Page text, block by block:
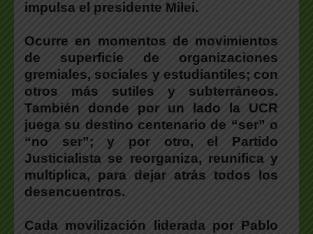
impulsa el presidente Milei.
Ocurre en momentos de movimientos
de superficie de organizaciones
gremiales, sociales y estudiantiles; con
otros más sutiles y subterráneos.
También donde por un lado la UCR
juega su destino centenario de “ser” o
“no ser”; y por otro, el Partido
Justicialista se reorganiza, reunifica y
multiplica, para dejar atrás todos los
desencuentros.
Cada movilización liderada por Pablo